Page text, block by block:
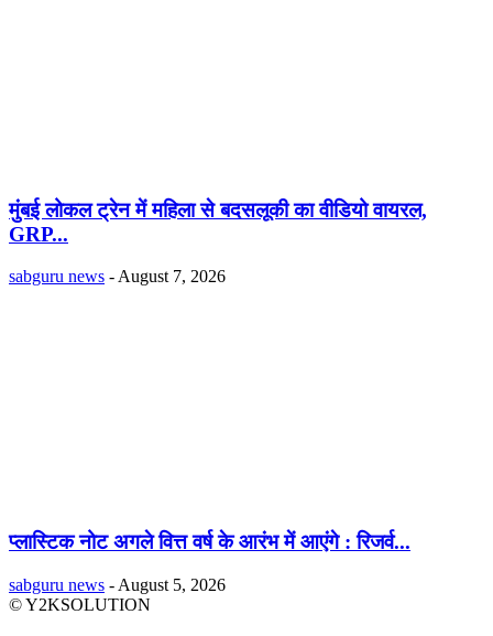
मुंबई लोकल ट्रेन में महिला से बदसलूकी का वीडियो वायरल,
GRP...
sabguru news - August 7, 2026
प्लास्टिक नोट अगले वित्त वर्ष के आरंभ में आएंगे : रिजर्व...
sabguru news - August 5, 2026
© Y2KSOLUTION